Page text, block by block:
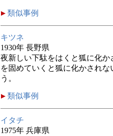
類似事例
キツネ
1930年 長野県
夜新しい下駄をはくと狐に化
を固めていくと狐に化かされ
う。
類似事例
イタチ
1975年 兵庫県